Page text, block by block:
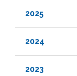
2025
2024
2023